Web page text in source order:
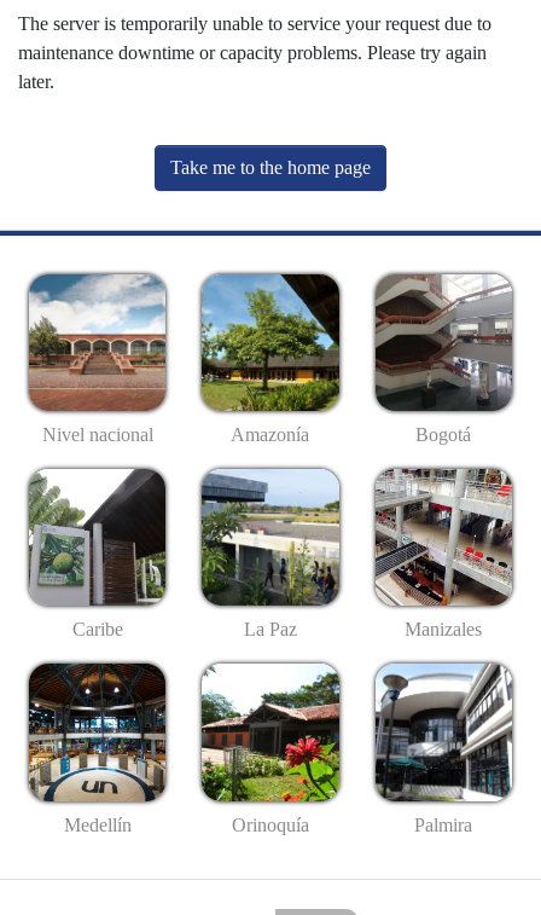
The server is temporarily unable to service your request due to
maintenance downtime or capacity problems. Please try again
later.
Take me to the home page
Nivel nacional Amazonía Bogotá
Caribe La Paz Manizales
Medellín Orinoquía Palmira